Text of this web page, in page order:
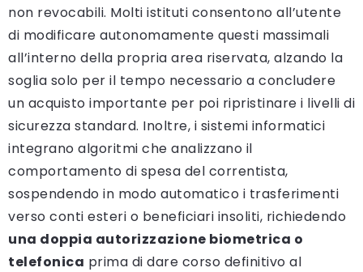
non revocabili. Molti istituti consentono all’utente
di modificare autonomamente questi massimali
all’interno della propria area riservata, alzando la
soglia solo per il tempo necessario a concludere
un acquisto importante per poi ripristinare i livelli di
sicurezza standard. Inoltre, i sistemi informatici
integrano algoritmi che analizzano il
comportamento di spesa del correntista,
sospendendo in modo automatico i trasferimenti
verso conti esteri o beneficiari insoliti, richiedendo
una doppia autorizzazione biometrica o
telefonica prima di dare corso definitivo al